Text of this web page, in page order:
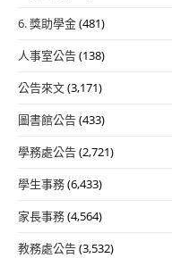
6. 獎助學金(481)
人事室公告(138)
公告來文(3,171)
圖書館公告(433)
學務處公告(2,721)
學生事務(6,433)
家長事務(4,564)
教務處公告(3,532)